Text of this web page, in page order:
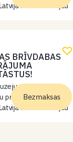
norisināsies jau
BRĪVDABAS
nakts” Latvijas
priekšmetu
norisināsies jau
Bezmaksas